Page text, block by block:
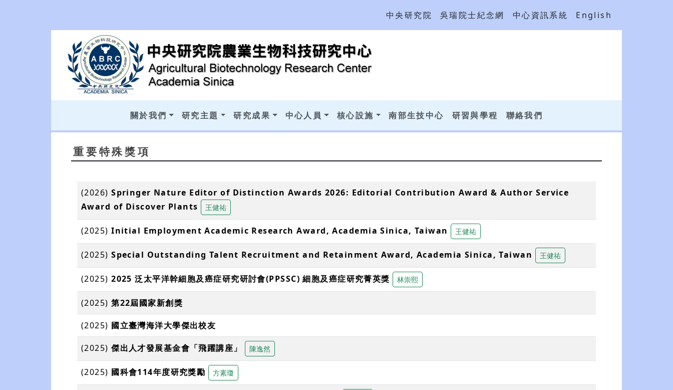
中央研究院 吳瑞院士紀念網 中心資訊系統 English
關於我們 研究主題 研究成果 中心人員 核心設施 南部生技中心 研習與學程 聯絡我們
重要特殊獎項
(2026)Springer Nature Editor of Distinction Awards 2026: Editorial Contribution Award & Author Service
Award of Discover Plants
王健祐
(2025)Initial Employment Academic Research Award, Academia Sinica, Taiwan 王健祐
(2025)Special Outstanding Talent Recruitment and Retainment Award, Academia Sinica, Taiwan 王健祐
(2025)2025 泛太平洋幹細胞及癌症研究研討會(PPSSC) 細胞及癌症研究菁英獎 林崇熙
(2025)第22屆國家新創獎
(2025) 國立臺灣海洋大學傑出校友
(2025)傑出人才發展基金會「飛躍講座」 陳逸然
(2025) 國科會114年度研究獎勵 方素瓊